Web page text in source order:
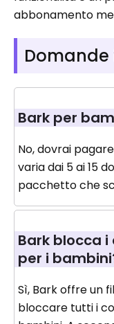
abbonamento
Bark per
No, dovrai
varia dai 5 ai 15
pacchetto che
Bark blocca
per i
Sì, Bark offre un
bloccare tutti i